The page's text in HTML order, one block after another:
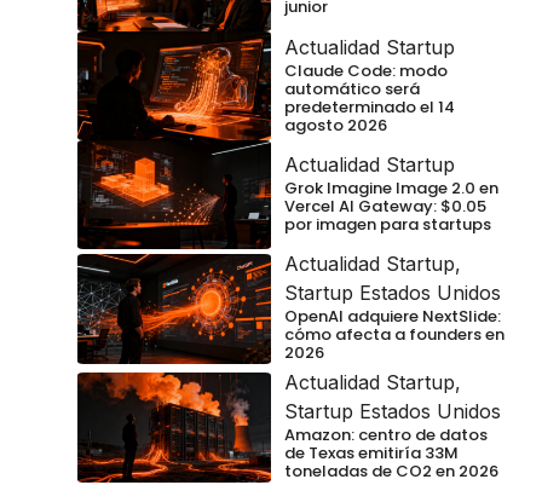
junior
Actualidad Startup
Claude Code: modo
automático será
predeterminado el 14
agosto 2026
Actualidad Startup
Grok Imagine Image 2.0 en
Vercel AI Gateway: $0.05
por imagen para startups
Actualidad Startup,
Startup Estados Unidos
OpenAI adquiere NextSlide:
cómo afecta a founders en
2026
Actualidad Startup,
Startup Estados Unidos
Amazon: centro de datos
de Texas emitiría 33M
toneladas de CO2 en 2026